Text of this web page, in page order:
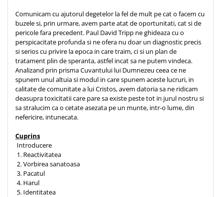
Mediu
Sanatate / nutritie
Comunicam cu ajutorul degetelor la fel de mult pe cat o facem cu
buzele si, prin urmare, avem parte atat de oportunitati, cat si de
pericole fara precedent. Paul David Tripp ne ghideaza cu o
perspicacitate profunda si ne ofera nu doar un diagnostic precis
si serios cu privire la epoca in care traim, ci si un plan de
tratament plin de speranta, astfel incat sa ne putem vindeca.
Analizand prin prisma Cuvantului lui Dumnezeu ceea ce ne
spunem unul altuia si modul in care spunem aceste lucruri, in
calitate de comunitate a lui Cristos, avem datoria sa ne ridicam
deasupra toxicitatii care pare sa existe peste tot in jurul nostru si
sa stralucim ca o cetate asezata pe un munte, intr-o lume, din
nefericire, intunecata.
Cuprins
Introducere
1. Reactivitatea
2. Vorbirea sanatoasa
3. Pacatul
4. Harul
5. Identitatea